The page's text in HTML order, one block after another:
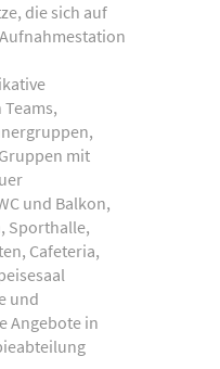
die sich auf
mit
und Balkon,
Sporthalle,
Cafeteria,
und
Angebote in